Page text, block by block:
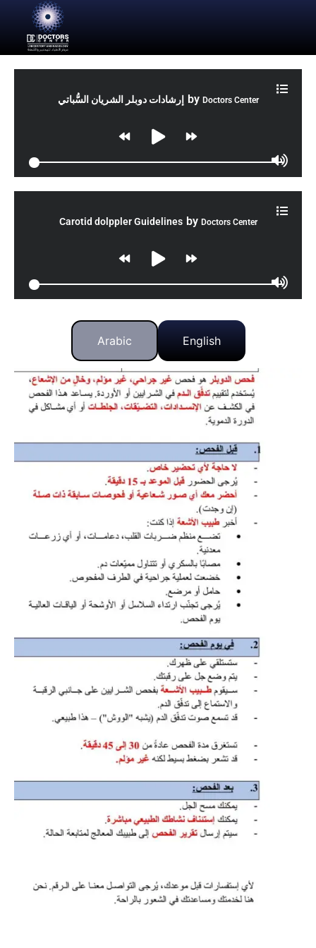
إرشادات دوبلر الشريان السُّباتي by Doctors Center
Carotid dolppler Guidelines by Doctors Center
Arabic English